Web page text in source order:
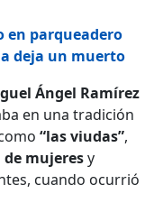
en parqueadero
deja un muerto
Ángel Ramírez
en una tradición
“las viudas”,
de mujeresy
cuando ocurrió